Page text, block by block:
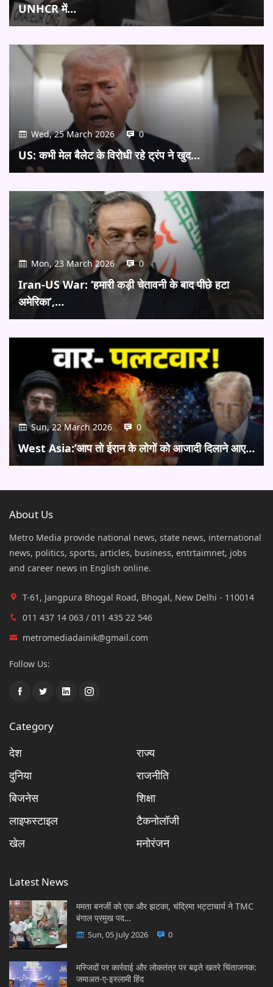
UNHCR में…
Wed, 25 March 2026 0
US: कभी मेल बैलेट के विरोधी रहे ट्रंप ने खुद…
Mon, 23 March 2026 0
Iran-US War: ‘हमारी कड़ी चेतावनी के बाद पीछे हटा
अमेरिका’,…
Sun, 22 March 2026 0
West Asia:’आप तो ईरान के लोगों को आजादी दिलाने आए…
About Us
Metro Media provide national news, state news, international
news, politics, sports, articles, business, entrtaimnet, jobs
and career news in English online.
T-61, Jangpura Bhogal Road, Bhogal, New Delhi - 110014
011 437 14 063 / 011 435 22 546
metromediadainik@gmail.com
Follow Us:
Category
देश
राज्य
दुनिया
राजनीति
बिजनेस
शिक्षा
लाइफस्टाइल
टैकनोलॉजी
खेल
मनोरंजन
Latest News
ममता बनर्जी को एक और झटका, चंद्रिमा भट्टाचार्य ने TMC
बंगाल प्रमुख पद…
Sun, 05 July 2026 0
मस्जिदों पर कार्रवाई और लोकतंत्र पर बढ़ते खतरे चिंताजनक:
जमाअत-ए-इस्लामी हिंद